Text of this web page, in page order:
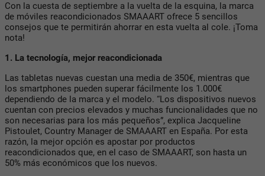
Con la cuesta de septiembre a la vuelta de la esquina, la marca
de móviles reacondicionados SMAAART ofrece 5 sencillos
consejos que te permitirán ahorrar en esta vuelta al cole. ¡Toma
nota!
1. La tecnología, mejor reacondicionada
Las tabletas nuevas cuestan una media de 350€, mientras que
los smartphones pueden superar fácilmente los 1.000€
dependiendo de la marca y el modelo. “Los dispositivos nuevos
cuentan con precios elevados y muchas funcionalidades que no
son necesarias para los más pequeños”, explica Jacqueline
Pistoulet, Country Manager de SMAAART en España. Por esta
razón, la mejor opción es apostar por productos
reacondicionados que, en el caso de SMAAART, son hasta un
50% más económicos que los nuevos.